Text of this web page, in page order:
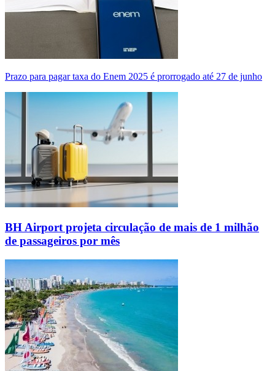
Prazo para pagar taxa do Enem 2025 é prorrogado até 27 de junho
BH Airport projeta circulação de mais de 1 milhão
de passageiros por mês